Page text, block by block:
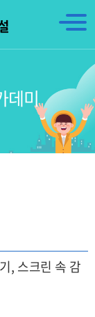
데미
, 스크린 속 감